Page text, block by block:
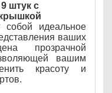
штук с
собой идеальное
ваших
прозрачной
вашим
красоту и